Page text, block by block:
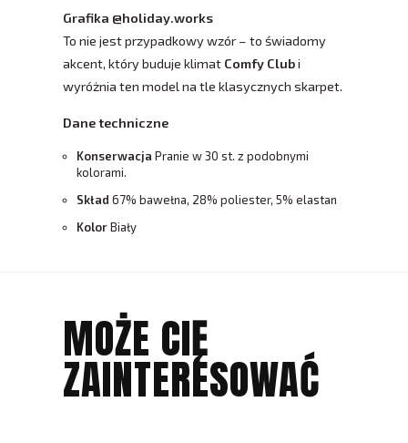
Grafika @holiday.works
To nie jest przypadkowy wzór – to świadomy
akcent, który buduje klimat Comfy Clubi
wyróżnia ten model na tle klasycznych skarpet.
Dane techniczne
Konserwacja Pranie w 30 st. z podobnymi
kolorami.
Skład 67% bawełna, 28% poliester, 5% elastan
KolorBiały
MOŻE CIĘ
ZAINTERESOWAĆ